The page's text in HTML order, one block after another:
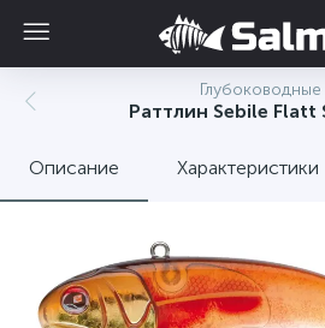
Раттлин Sebile Flatt
Описание Характеристики